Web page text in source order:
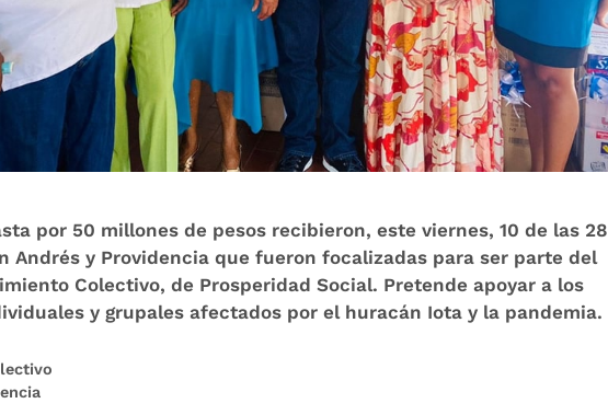
por 50 millones de pesos recibieron, este viernes, 10 de las 28
Andrés y Providencia que fueron focalizadas para ser parte del
Colectivo, de Prosperidad Social. Pretende apoyar a los
y grupales afectados por el huracán Iota y la pandemia.